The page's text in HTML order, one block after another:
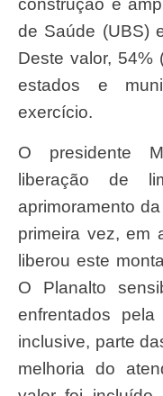
construção e
de Saúde (UBS)
Deste valor, 54%
estados e
exercício.
O presidente Michel Temer autorizou a
liberação de
aprimoramento
primeira vez, em
liberou este
O Planalto
enfrentados
inclusive, parte
melhoria do